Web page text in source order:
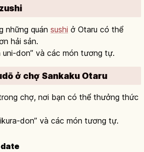
những quán sushi ở Otaru có thể
hải sản.
uni-don” và các món tương tự.
ở chợ Sankaku Otaru
chợ, nơi bạn có thể thưởng thức
don” và các món tương tự.